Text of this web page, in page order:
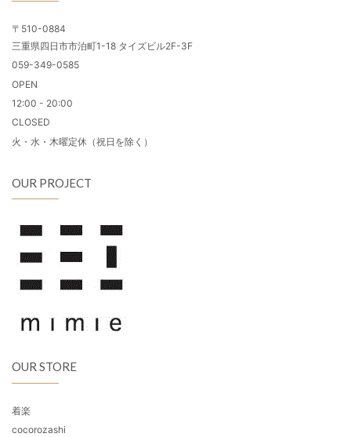
〒510-0884
三重県四日市市泊町1-18 タイズビル2F-3F
059-349-0585
OPEN
12:00 - 20:00
CLOSED
火・水・木曜定休（祝日を除く）
OUR PROJECT
OUR STORE
着楽
cocorozashi